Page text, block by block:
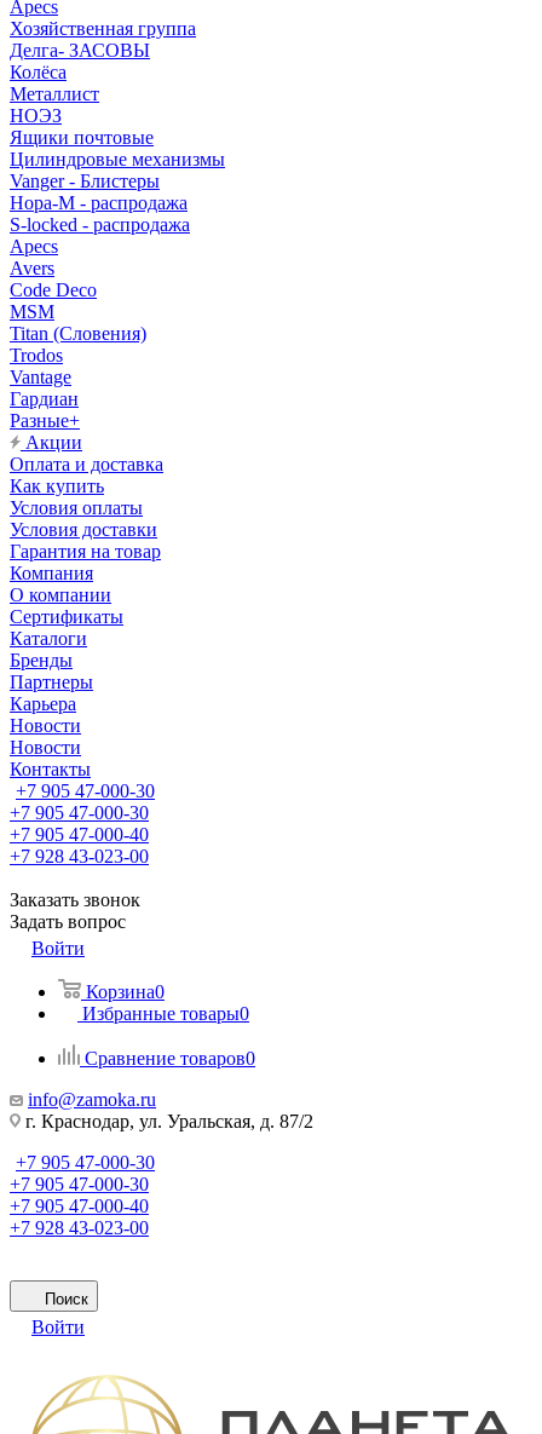
Apecs
Хозяйственная группа
Делга- ЗАСОВЫ
Колёса
Металлист
НОЭЗ
Ящики почтовые
Цилиндровые механизмы
Vanger - Блистеры
Нора-М - распродажа
S-locked - распродажа
Apecs
Avers
Code Deco
MSM
Titan (Словения)
Trodos
Vantage
Гардиан
Разные+
Акции
Оплата и доставка
Как купить
Условия оплаты
Условия доставки
Гарантия на товар
Компания
О компании
Сертификаты
Каталоги
Бренды
Партнеры
Карьера
Новости
Новости
Контакты
+7 905 47-000-30
+7 905 47-000-30
+7 905 47-000-40
+7 928 43-023-00
Заказать звонок
Задать вопрос
Войти
Корзина0
Избранные товары0
Сравнение товаров0
info@zamoka.ru
г. Краснодар, ул. Уральская, д. 87/2
+7 905 47-000-30
+7 905 47-000-30
+7 905 47-000-40
+7 928 43-023-00
Поиск
Войти